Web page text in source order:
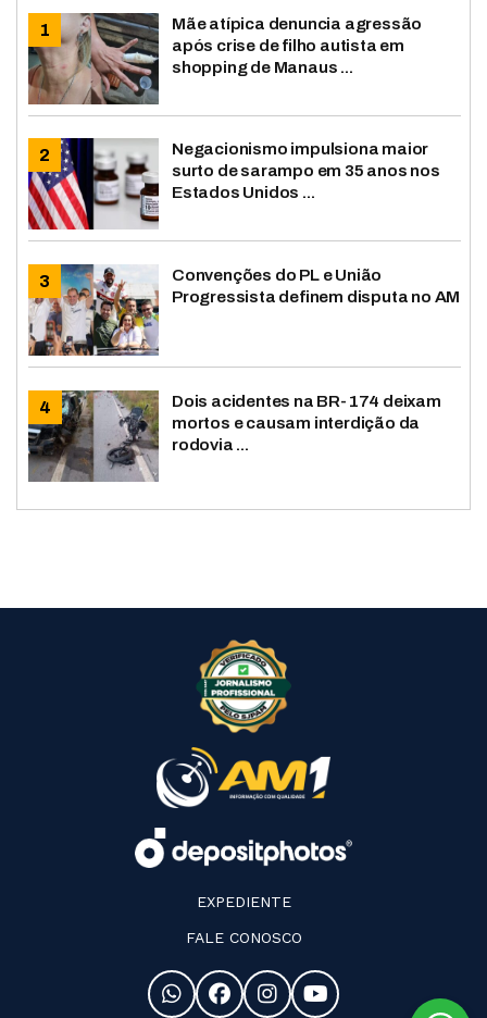
Mãe atípica denuncia agressão
após crise de filho autista em
shopping de Manaus ...
Negacionismo impulsiona maior
surto de sarampo em 35 anos nos
Estados Unidos ...
Convenções do PL e União
Progressista definem disputa no AM
Dois acidentes na BR-174 deixam
mortos e causam interdição da
rodovia ...
EXPEDIENTE
FALE CONOSCO